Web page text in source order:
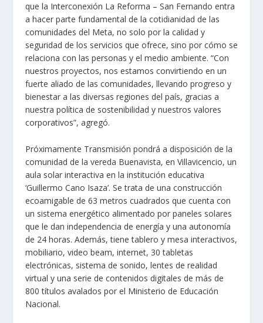
que la Interconexión La Reforma – San Fernando entra
a hacer parte fundamental de la cotidianidad de las
comunidades del Meta, no solo por la calidad y
seguridad de los servicios que ofrece, sino por cómo se
relaciona con las personas y el medio ambiente. “Con
nuestros proyectos, nos estamos convirtiendo en un
fuerte aliado de las comunidades, llevando progreso y
bienestar a las diversas regiones del país, gracias a
nuestra política de sostenibilidad y nuestros valores
corporativos”, agregó.
Próximamente Transmisión pondrá a disposición de la
comunidad de la vereda Buenavista, en Villavicencio, un
aula solar interactiva en la institución educativa
‘Guillermo Cano Isaza’. Se trata de una construcción
ecoamigable de 63 metros cuadrados que cuenta con
un sistema energético alimentado por paneles solares
que le dan independencia de energía y una autonomía
de 24 horas. Además, tiene tablero y mesa interactivos,
mobiliario, video beam, internet, 30 tabletas
electrónicas, sistema de sonido, lentes de realidad
virtual y una serie de contenidos digitales de más de
800 títulos avalados por el Ministerio de Educación
Nacional.